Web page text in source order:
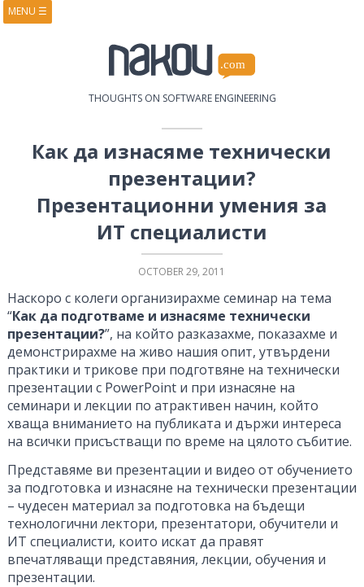
MENU ☰
COURSES
RESEARCH
PUBLICATIONS
THOUGHTS ON SOFTWARE ENGINEERING
Как да изнасяме технически
презентации?
Презентационни умения за
ИТ специалисти
OCTOBER 29, 2011
Наскоро с колеги организирахме семинар на тема
“Как да подготваме и изнасяме технически
презентации?”, на който разказахме, показахме и
демонстрирахме на живо нашия опит, утвърдени
практики и трикове при подготвяне на технически
презентации с PowerPoint и при изнасяне на
семинари и лекции по атрактивен начин, който
хваща вниманието на публиката и държи интереса
на всички присъстващи по време на цялото събитие.
Представяме ви презентации и видео от обучението
за подготовка и изнасяне на технически презентации
– чудесен материал за подготовка на бъдещи
технологични лектори, презентатори, обучители и
ИТ специалисти, които искат да правят
впечатляващи представяния, лекции, обучения и
презентации.